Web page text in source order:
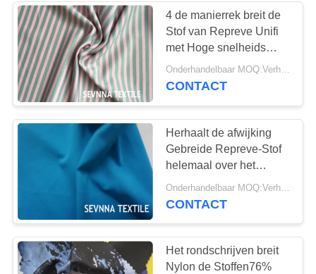
CONTACTEER
ONS
NIEUWS
GEVALLEN
PRIVACY
POLICY
4 de manierrek breit de
Stof van Repreve Unifi
met Hoge snelheids
Digitale Druk
Onderhandelbaar MOQ:Verhandelbaar
CONTACT
Herhaalt de afwijking
Gebreide Repreve-Stof
helemaal over het
Beheer en Moisturing
van Patronenwicking
CONTACT
Het rondschrijven breit
Nylon de Stoffen76%